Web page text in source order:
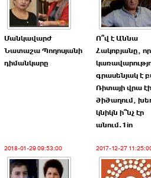
Մանկավարժ
Նատաշա Պողոսյանի
դիմանկարը
Ո՞վ է Աննա
Հակոբյանը, որ
գրասենյակ է
Ռիտայի վրա
ծիծաղում,
կնիկն ի՞նչ էր
անում.1in
2018-01-29 09:53:00 2017-12-27